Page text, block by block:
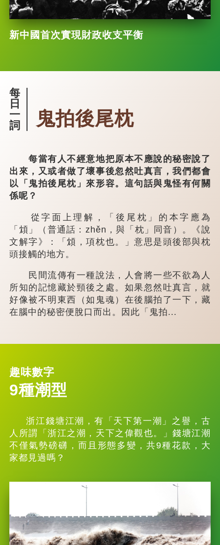
新中國首次實現財政收支平衡
每
日
一
詞
鬼拍後尾枕
每當有人不經意地把原本不應說的秘密說了
出來，又或者做了壞事後忽然吐真言，我們都會
以「鬼拍後尾枕」來形容。這句話與鬼怪有何關
係呢？
從字面上理解，「後尾枕」的本字應為
「䪴」（普通話：zhěn，與「枕」同音）。《說
文解字》：「䪴，項枕也。」意思是頭後部與枕
頭接觸的地方。
民間流傳有一種說法，人會將一些不欲為人
所知的記憶藏於頸後之處。如果忽然吐真言，就
好像被不明東西（如鬼魂）在後腦拍了一下，藏
在腦中的秘密便脫口而出。因此「鬼拍...
趣味數字
9種潮型
浙江錢塘江潮，有「天下第一潮」之譽，古
人所謂「浙江之潮，天下之偉觀也。」錢塘江潮
不僅氣勢磅礴，而且形態多變，共9種花款，大
家都見過嗎？